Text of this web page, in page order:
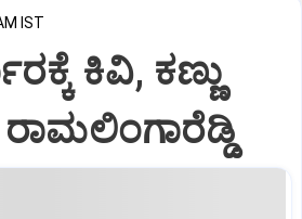
IST
ಕಿವಿ, ಕಣ್ಣು